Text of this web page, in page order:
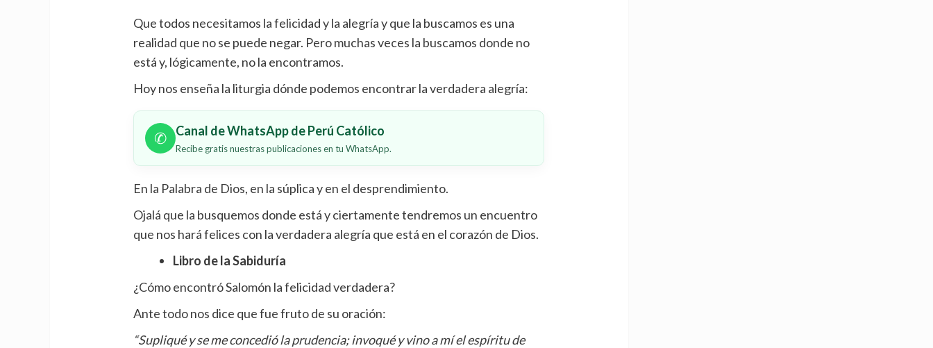
Que todos necesitamos la felicidad y la alegría y que la buscamos es una
realidad que no se puede negar. Pero muchas veces la buscamos donde no
está y, lógicamente, no la encontramos.
Hoy nos enseña la liturgia dónde podemos encontrar la verdadera alegría:
✆ Canal de WhatsApp de Perú Católico
Recibe gratis nuestras publicaciones en tu WhatsApp.
En la Palabra de Dios, en la súplica y en el desprendimiento.
Ojalá que la busquemos donde está y ciertamente tendremos un encuentro
que nos hará felices con la verdadera alegría que está en el corazón de Dios.
Libro de la Sabiduría
¿Cómo encontró Salomón la felicidad verdadera?
Ante todo nos dice que fue fruto de su oración:
“Supliqué y se me concedió la prudencia; invoqué y vino a mí el espíritu de